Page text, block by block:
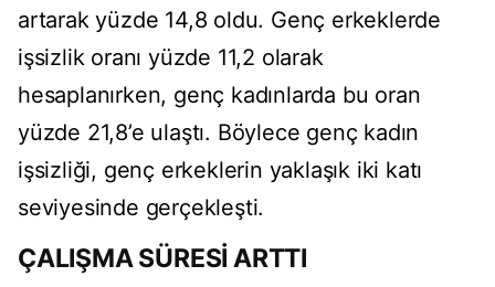
artarak yüzde 14,8 oldu. Genç erkeklerde
işsizlik oranı yüzde 11,2 olarak
hesaplanırken, genç kadınlarda bu oran
yüzde 21,8’e ulaştı. Böylece genç kadın
işsizliği, genç erkeklerin yaklaşık iki katı
seviyesinde gerçekleşti.
ÇALIŞMA SÜRESİ ARTTI